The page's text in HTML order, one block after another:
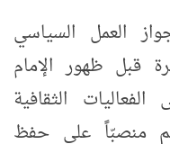
العمل السياسي
قبل ظهور الإمام
الثقافية
منصبّاً على حفظ